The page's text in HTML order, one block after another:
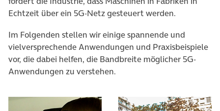
Echtzeit über ein 5G-Netz gesteuert werden.
Im Folgenden stellen wir einige spannende und
vielversprechende Anwendungen und Praxisbeispiele
vor, die dabei helfen, die Bandbreite möglicher 5G-
Anwendungen zu verstehen.